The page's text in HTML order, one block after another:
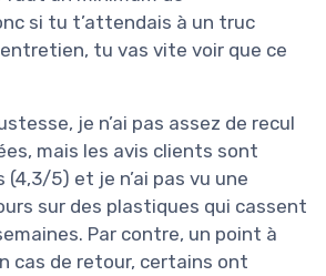
si tu t’attendais à un truc
tu vas vite voir que ce
je n’ai pas assez de recul
mais les avis clients sont
5) et je n’ai pas vu une
sur des plastiques qui cassent
Par contre, un point à
cas de retour, certains ont